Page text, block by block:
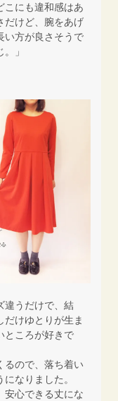
こにも違和感はあ
だけど、腕をあげ
い方が良さそうで
」
違うだけで、結
けゆとりが生ま
ところが好きで
るので、落ち着い
なりました。
安心できる丈にな